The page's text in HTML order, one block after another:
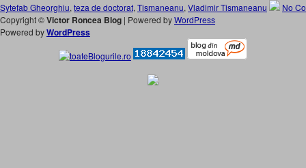
Sytefab Gheorghiu, teza de doctorat, Tismaneanu, Vladimir Tismaneanu
No
Copyright ©Victor Roncea Blog | Powered byWordPress
Powered byWordPress